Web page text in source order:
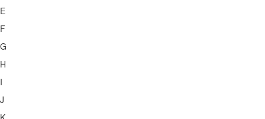
E
F
G
H
I
J